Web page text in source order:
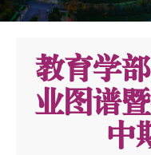
教育学
业图谱
中